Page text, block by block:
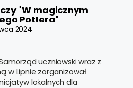
"W magicznym
Pottera"
2024
uczniowski wraz z
w Lipnie zorganizował
lokalnych dla